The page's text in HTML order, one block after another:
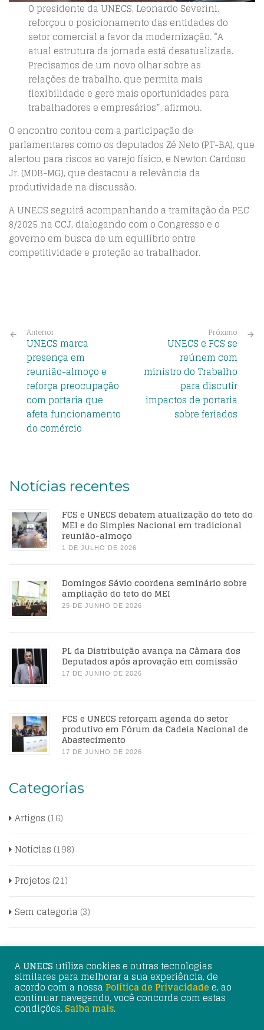
O presidente da UNECS, Leonardo Severini,
reforçou o posicionamento das entidades do
setor comercial a favor da modernização. “A
atual estrutura da jornada está desatualizada.
Precisamos de um novo olhar sobre as
relações de trabalho, que permita mais
flexibilidade e gere mais oportunidades para
trabalhadores e empresários”, afirmou.
O encontro contou com a participação de
parlamentares como os deputados Zé Neto (PT-BA), que
alertou para riscos ao varejo físico, e Newton Cardoso
Jr. (MDB-MG), que destacou a relevância da
produtividade na discussão.
A UNECS seguirá acompanhando a tramitação da PEC
8/2025 na CCJ, dialogando com o Congresso e o
governo em busca de um equilíbrio entre
competitividade e proteção ao trabalhador.
Anterior
UNECS marca
presença em
reunião-almoço e
reforça preocupação
com portaria que
afeta funcionamento
do comércio
Próximo
UNECS e FCS se
reúnem com
ministro do Trabalho
para discutir
impactos de portaria
sobre feriados
Notícias recentes
FCS e UNECS debatem atualização do teto do
MEI e do Simples Nacional em tradicional
reunião-almoço
1 DE JULHO DE 2026
Domingos Sávio coordena seminário sobre
ampliação do teto do MEI
25 DE JUNHO DE 2026
PL da Distribuição avança na Câmara dos
Deputados após aprovação em comissão
17 DE JUNHO DE 2026
FCS e UNECS reforçam agenda do setor
produtivo em Fórum da Cadeia Nacional de
Abastecimento
17 DE JUNHO DE 2026
Categorias
Artigos (16)
Notícias (198)
Projetos (21)
Sem categoria (3)
© 2025 UNECS - União Nacional de Entidades do Comércio
AUNECS utiliza cookies e outras tecnologias
similares para melhorar a sua experiência, de
acordo com a nossa Política de Privacidadee, ao
continuar navegando, você concorda com estas
condições.Saiba mais.